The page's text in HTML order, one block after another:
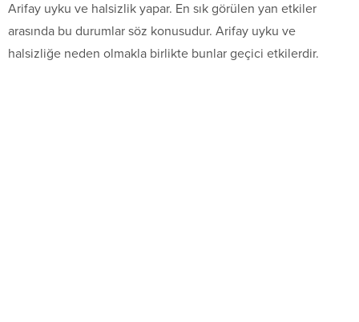
Arifay uyku ve halsizlik yapar. En sık görülen yan etkiler
arasında bu durumlar söz konusudur. Arifay uyku ve
halsizliğe neden olmakla birlikte bunlar geçici etkilerdir.